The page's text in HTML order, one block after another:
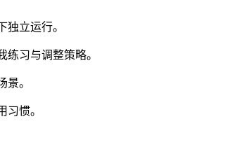
立运行。
习与调整策略。
。
惯。